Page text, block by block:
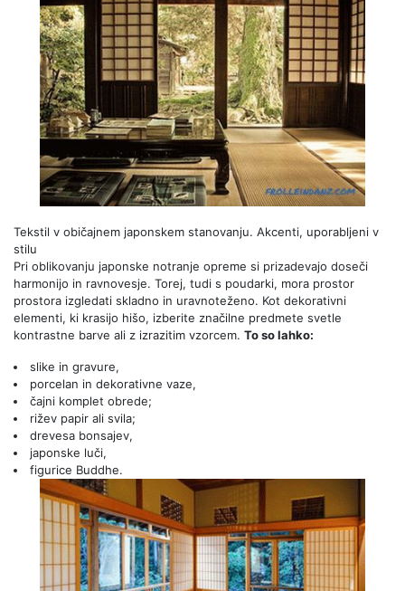
Tekstil v običajnem japonskem stanovanju. Akcenti, uporabljeni v
stilu
Pri oblikovanju japonske notranje opreme si prizadevajo doseči
harmonijo in ravnovesje. Torej, tudi s poudarki, mora prostor
prostora izgledati skladno in uravnoteženo. Kot dekorativni
elementi, ki krasijo hišo, izberite značilne predmete svetle
kontrastne barve ali z izrazitim vzorcem. To so lahko:
slike in gravure,
porcelan in dekorativne vaze,
čajni komplet obrede;
rižev papir ali svila;
drevesa bonsajev,
japonske luči,
figurice Buddhe.